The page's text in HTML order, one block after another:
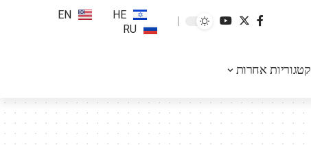
HE
EN
RU
קטגוריות אחרות